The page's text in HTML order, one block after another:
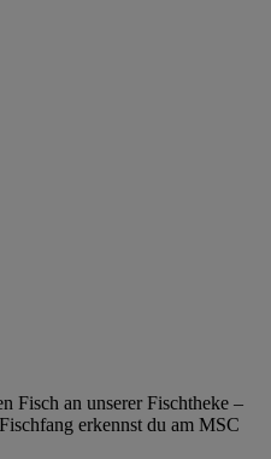
Fisch an unserer Fischtheke –
erkennst du am MSC